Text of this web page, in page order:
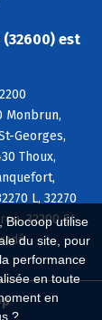
Biocoop utilise
du site, pour
performance
en toute
en
?
est
Monbrun,
Georges,
Thoux,
L, 32270
32200 St-